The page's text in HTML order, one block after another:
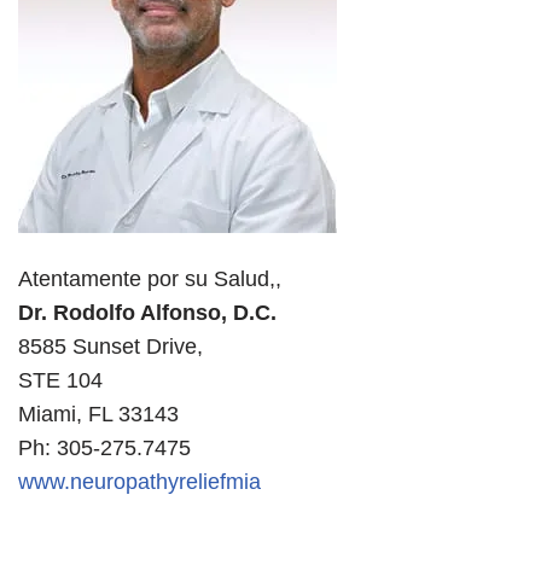
Atentamente por su Salud,,
Dr. Rodolfo Alfonso, D.C.
8585 Sunset Drive,
STE 104
Miami, FL 33143
Ph: 305-275.7475
www.neuropathyreliefmia